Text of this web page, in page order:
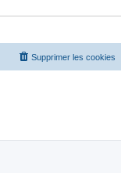
Supprimer les cookies